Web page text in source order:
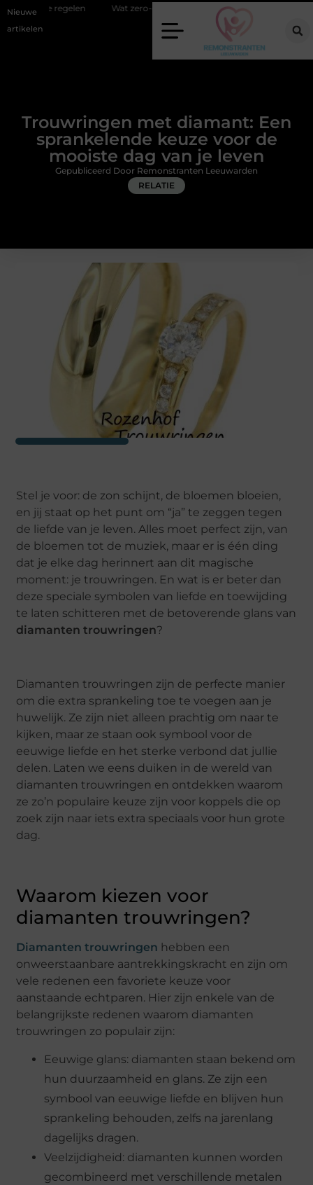
Nieuwe
artikelen
Wat zero-click search betekent voor de toekomst van online
Trouwringen met diamant: Een
sprankelende keuze voor de
mooiste dag van je leven
RELATIE
Gepubliceerd Door Remonstranten Leeuwarden
Stel je voor: de zon schijnt, de bloemen bloeien,
en jij staat op het punt om “ja” te zeggen tegen
de liefde van je leven. Alles moet perfect zijn, van
de bloemen tot de muziek, maar er is één ding
dat je elke dag herinnert aan dit magische
moment: je trouwringen. En wat is er beter dan
deze speciale symbolen van liefde en toewijding
te laten schitteren met de betoverende glans van
diamanten trouwringen?
Diamanten trouwringen zijn de perfecte manier
om die extra sprankeling toe te voegen aan je
huwelijk. Ze zijn niet alleen prachtig om naar te
kijken, maar ze staan ook symbool voor de
eeuwige liefde en het sterke verbond dat jullie
delen. Laten we eens duiken in de wereld van
diamanten trouwringen en ontdekken waarom
ze zo’n populaire keuze zijn voor koppels die op
zoek zijn naar iets extra speciaals voor hun grote
dag.
Waarom kiezen voor
diamanten trouwringen?
Diamanten trouwringen hebben een
onweerstaanbare aantrekkingskracht en zijn om
vele redenen een favoriete keuze voor
aanstaande echtparen. Hier zijn enkele van de
belangrijkste redenen waarom diamanten
trouwringen zo populair zijn:
Eeuwige glans: diamanten staan bekend om
hun duurzaamheid en glans. Ze zijn een
symbool van eeuwige liefde en blijven hun
sprankeling behouden, zelfs na jarenlang
dagelijks dragen.
Veelzijdigheid: diamanten kunnen worden
gecombineerd met verschillende metalen